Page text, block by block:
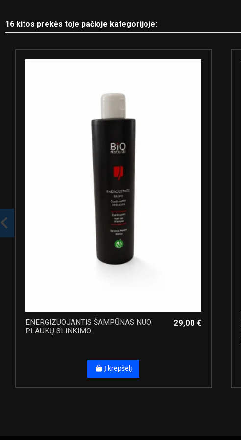
16 kitos prekės toje pačioje kategorijoje:
ENERGIZUOJANTIS ŠAMPŪNAS NUO
PLAUKŲ SLINKIMO
29,00 €
Į krepšelį